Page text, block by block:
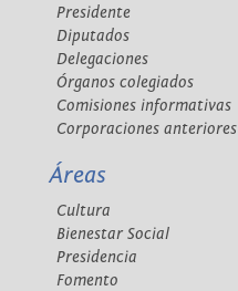
Presidente
Diputados
Delegaciones
Órganos colegiados
Comisiones informativas
Corporaciones anteriores
Áreas
Cultura
Bienestar Social
Presidencia
Fomento